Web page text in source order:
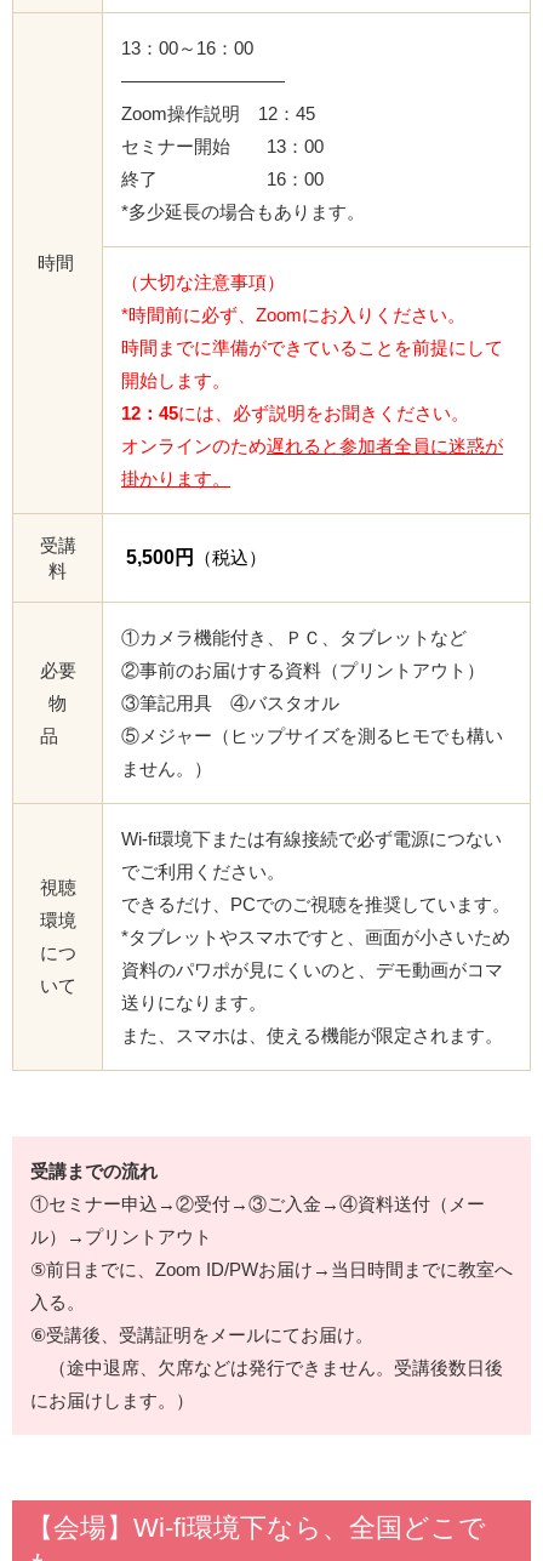
時間
13：00～16：00
—————————
Zoom操作説明 12：45
セミナー開始 13：00
終了 16：00
*多少延長の場合もあります。
（大切な注意事項）
*時間前に必ず、Zoomにお入りください。
時間までに準備ができていることを前提にして
開始します。
12：45には、必ず説明をお聞きください。
オンラインのため遅れると参加者全員に迷惑が
掛かります。
受講
料
5,500円 （税込）
必要
物
品
①カメラ機能付き、ＰＣ、タブレットなど
②事前のお届けする資料（プリントアウト）
③筆記用具 ④バスタオル
⑤メジャー（ヒップサイズを測るヒモでも構い
ません。）
視聴
環境
につ
いて
Wi-fi環境下または有線接続で必ず電源につない
でご利用ください。
できるだけ、PCでのご視聴を推奨しています。
*タブレットやスマホですと、画面が小さいため
資料のパワポが見にくいのと、デモ動画がコマ
送りになります。
また、スマホは、使える機能が限定されます。
受講までの流れ
①セミナー申込→②受付→③ご入金→④資料送付（メー
ル）→プリントアウト
⑤前日までに、Zoom ID/PWお届け→当日時間までに教室へ
入る。
⑥受講後、受講証明をメールにてお届け。
（途中退席、欠席などは発行できません。受講後数日後
にお届けします。）
【会場】Wi-fi環境下なら、全国どこで